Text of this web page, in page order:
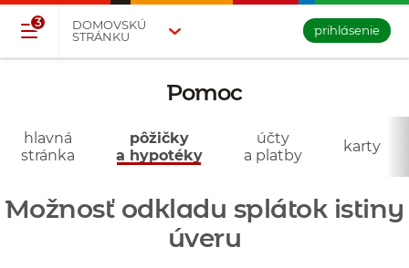
DOMOVSKÚ
STRÁNKU
3
prihlásenie
Pomoc
hlavná
stránka
pôžičky
a hypotéky
účty
a platby
karty
Možnosť odkladu splátok istiny
úveru